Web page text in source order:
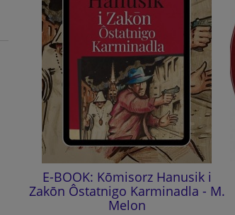
E-BOOK: Kōmisorz Hanusik i
Zakōn Ôstatnigo Karminadla - M.
Melon